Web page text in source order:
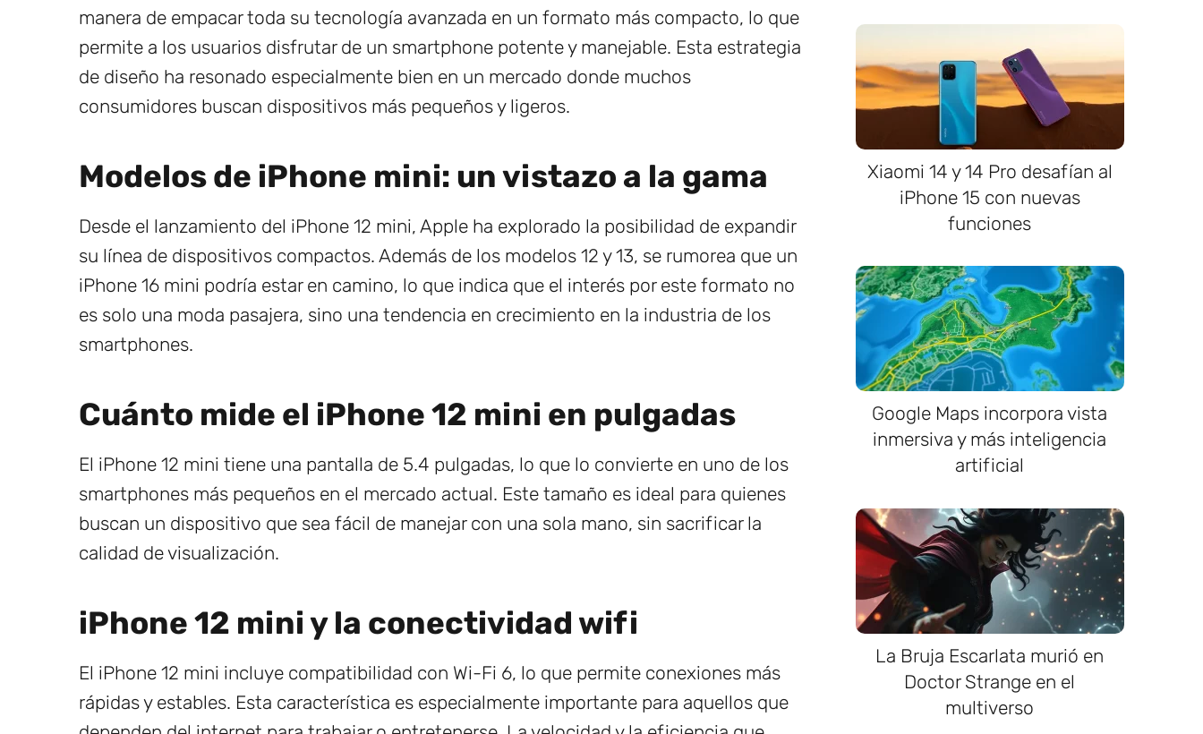
manera de empacar toda su tecnología avanzada en un formato más compacto, lo que
permite a los usuarios disfrutar de un smartphone potente y manejable. Esta estrategia
de diseño ha resonado especialmente bien en un mercado donde muchos
consumidores buscan dispositivos más pequeños y ligeros.
Modelos de iPhone mini: un vistazo a la gama
Desde el lanzamiento del iPhone 12 mini, Apple ha explorado la posibilidad de expandir
su línea de dispositivos compactos. Además de los modelos 12 y 13, se rumorea que un
iPhone 16 mini podría estar en camino, lo que indica que el interés por este formato no
es solo una moda pasajera, sino una tendencia en crecimiento en la industria de los
smartphones.
Cuánto mide el iPhone 12 mini en pulgadas
El iPhone 12 mini tiene una pantalla de 5.4 pulgadas, lo que lo convierte en uno de los
smartphones más pequeños en el mercado actual. Este tamaño es ideal para quienes
buscan un dispositivo que sea fácil de manejar con una sola mano, sin sacrificar la
calidad de visualización.
iPhone 12 mini y la conectividad wifi
El iPhone 12 mini incluye compatibilidad con Wi-Fi 6, lo que permite conexiones más
rápidas y estables. Esta característica es especialmente importante para aquellos que
Xiaomi 14 y 14 Pro desafían al
iPhone 15 con nuevas
funciones
Google Maps incorpora vista
inmersiva y más inteligencia
artificial
La Bruja Escarlata murió en
Doctor Strange en el
multiverso